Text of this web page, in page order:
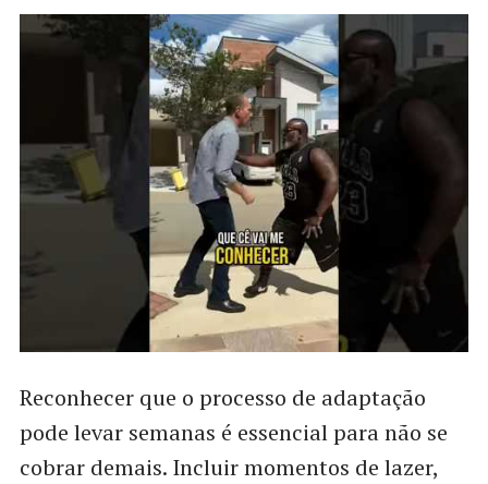
Reconhecer que o processo de adaptação
pode levar semanas é essencial para não se
cobrar demais. Incluir momentos de lazer,